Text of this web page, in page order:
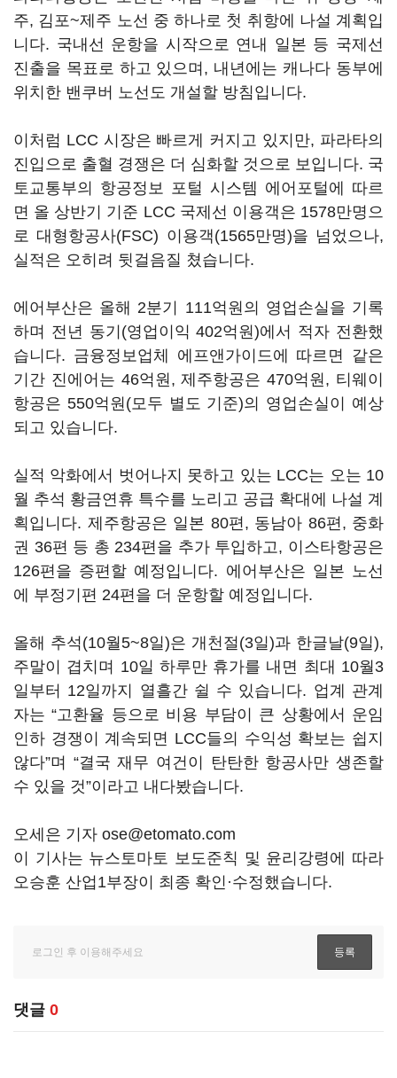
주, 김포~제주 노선 중 하나로 첫 취항에 나설 계획입
니다. 국내선 운항을 시작으로 연내 일본 등 국제선
진출을 목표로 하고 있으며, 내년에는 캐나다 동부에
위치한 밴쿠버 노선도 개설할 방침입니다.
이처럼 LCC 시장은 빠르게 커지고 있지만, 파라타의
진입으로 출혈 경쟁은 더 심화할 것으로 보입니다. 국
토교통부의 항공정보 포털 시스템 에어포털에 따르
면 올 상반기 기준 LCC 국제선 이용객은 1578만명으
로 대형항공사(FSC) 이용객(1565만명)을 넘었으나,
실적은 오히려 뒷걸음질 쳤습니다.
에어부산은 올해 2분기 111억원의 영업손실을 기록
하며 전년 동기(영업이익 402억원)에서 적자 전환했
습니다. 금융정보업체 에프앤가이드에 따르면 같은
기간 진에어는 46억원, 제주항공은 470억원, 티웨이
항공은 550억원(모두 별도 기준)의 영업손실이 예상
되고 있습니다.
실적 악화에서 벗어나지 못하고 있는 LCC는 오는 10
월 추석 황금연휴 특수를 노리고 공급 확대에 나설 계
획입니다. 제주항공은 일본 80편, 동남아 86편, 중화
권 36편 등 총 234편을 추가 투입하고, 이스타항공은
126편을 증편할 예정입니다. 에어부산은 일본 노선
에 부정기편 24편을 더 운항할 예정입니다.
올해 추석(10월5~8일)은 개천절(3일)과 한글날(9일),
주말이 겹치며 10일 하루만 휴가를 내면 최대 10월3
일부터 12일까지 열흘간 쉴 수 있습니다. 업계 관계
자는 “고환율 등으로 비용 부담이 큰 상황에서 운임
인하 경쟁이 계속되면 LCC들의 수익성 확보는 쉽지
않다”며 “결국 재무 여건이 탄탄한 항공사만 생존할
수 있을 것”이라고 내다봤습니다.
오세은 기자 ose@etomato.com
이 기사는 뉴스토마토 보도준칙 및 윤리강령에 따라
오승훈 산업1부장이 최종 확인·수정했습니다.
댓글 0